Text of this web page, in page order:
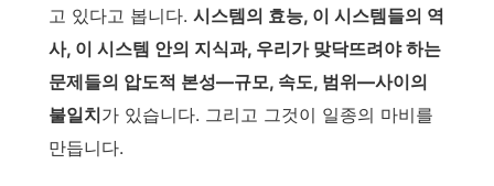
고 있다고 봅니다. 시스템의 효능, 이 시스템들의 역
사, 이 시스템 안의 지식과, 우리가 맞닥뜨려야 하는
문제들의 압도적 본성—규모, 속도, 범위—사이의
불일치가 있습니다. 그리고 그것이 일종의 마비를
만듭니다.